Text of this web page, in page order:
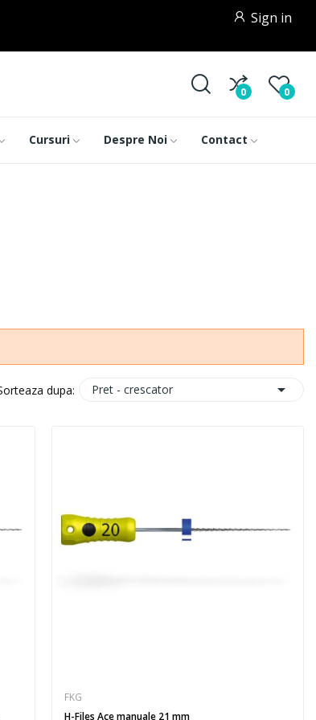
Sign in
0 0
Cursuri Despre Noi Contact
dupa: Pret - crescator 
FKG
H-Files Ace manuale 21 mm